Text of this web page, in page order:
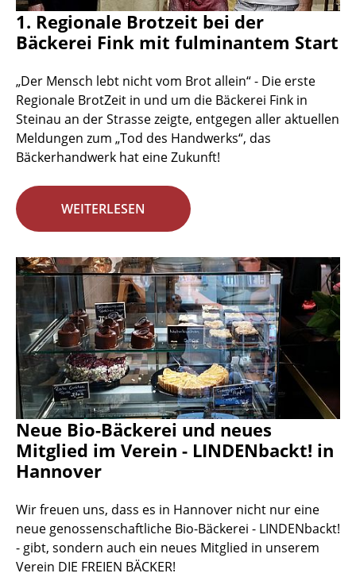
1. Regionale Brotzeit bei der
Bäckerei Fink mit fulminantem Start
„Der Mensch lebt nicht vom Brot allein“ - Die erste
Regionale BrotZeit in und um die Bäckerei Fink in
Steinau an der Strasse zeigte, entgegen aller aktuellen
Meldungen zum „Tod des Handwerks“, das
Bäckerhandwerk hat eine Zukunft!
WEITERLESEN
Neue Bio-Bäckerei und neues
Mitglied im Verein - LINDENbackt! in
Hannover
Wir freuen uns, dass es in Hannover nicht nur eine
neue genossenschaftliche Bio-Bäckerei - LINDENbackt!
- gibt, sondern auch ein neues Mitglied in unserem
Verein DIE FREIEN BÄCKER!